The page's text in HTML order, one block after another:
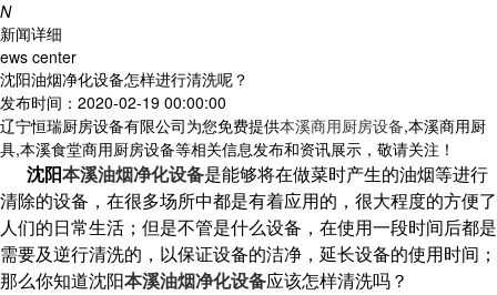
N
新闻详细
ews center
沈阳油烟净化设备怎样进行清洗呢？
发布时间：2020-02-19 00:00:00
辽宁恒瑞厨房设备有限公司为您免费提供本溪商用厨房设备,本溪商用厨
具,本溪食堂商用厨房设备等相关信息发布和资讯展示，敬请关注！
沈阳本溪油烟净化设备是能够将在做菜时产生的油烟等进行
清除的设备，在很多场所中都是有着应用的，很大程度的方便了
人们的日常生活；但是不管是什么设备，在使用一段时间后都是
需要及逆行清洗的，以保证设备的洁净，延长设备的使用时间；
那么你知道沈阳本溪油烟净化设备应该怎样清洗吗？